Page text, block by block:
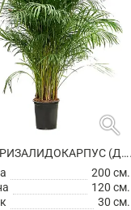
search
АРЕКА ХРИЗАЛИДОКАРПУС (ДИПСИС ЖЕЛТОВАТЫЙ)
200 см.
120 см.
30 см.